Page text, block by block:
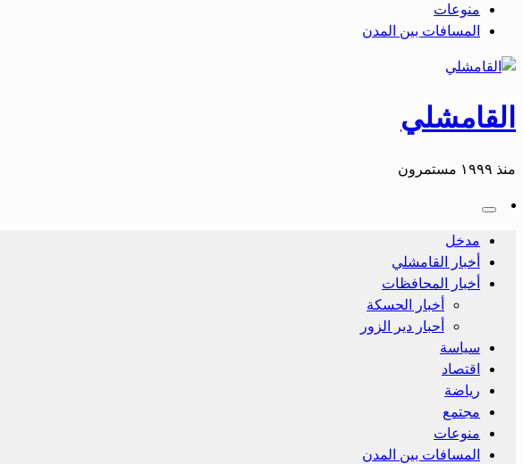
منوعات
المسافات بين المدن
القامشلي
منذ ١٩٩٩ مستمرون
مدخل
أخبار القامشلي
أخبار المحافظات
أخبار الحسكة
أحبار دير الزور
سياسة
اقتصاد
رياضة
مجتمع
منوعات
المسافات بين المدن